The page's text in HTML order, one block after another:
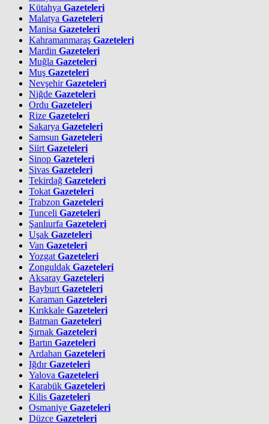
Kütahya Gazeteleri
Malatya Gazeteleri
Manisa Gazeteleri
Kahramanmaraş Gazeteleri
Mardin Gazeteleri
Muğla Gazeteleri
Muş Gazeteleri
NevşehirGazeteleri
Niğde Gazeteleri
Ordu Gazeteleri
Rize Gazeteleri
Sakarya Gazeteleri
Samsun Gazeteleri
Siirt Gazeteleri
Sinop Gazeteleri
Sivas Gazeteleri
Tekirdağ Gazeteleri
Tokat Gazeteleri
Trabzon Gazeteleri
Tunceli Gazeteleri
Şanlıurfa Gazeteleri
Uşak Gazeteleri
Van Gazeteleri
Yozgat Gazeteleri
Zonguldak Gazeteleri
Aksaray Gazeteleri
Bayburt Gazeteleri
Karaman Gazeteleri
Kırıkkale Gazeteleri
Batman Gazeteleri
Şırnak Gazeteleri
Bartın Gazeteleri
Ardahan Gazeteleri
IğdırGazeteleri
Yalova Gazeteleri
Karabük Gazeteleri
Kilis Gazeteleri
Osmaniye Gazeteleri
Düzce Gazeteleri